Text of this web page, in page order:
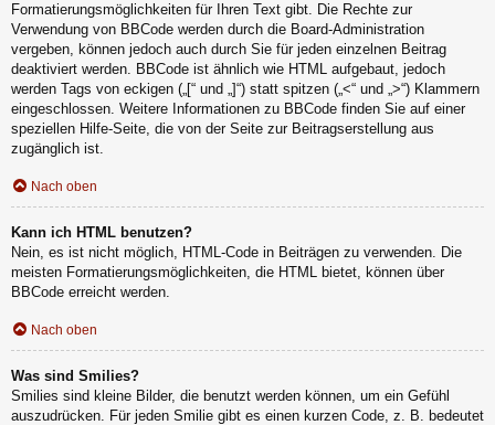
Formatierungsmöglichkeiten für Ihren Text gibt. Die Rechte zur
Verwendung von BBCode werden durch die Board-Administration
vergeben, können jedoch auch durch Sie für jeden einzelnen Beitrag
deaktiviert werden. BBCode ist ähnlich wie HTML aufgebaut, jedoch
werden Tags von eckigen („[“ und „]“) statt spitzen („<“ und „>“) Klammern
eingeschlossen. Weitere Informationen zu BBCode finden Sie auf einer
speziellen Hilfe-Seite, die von der Seite zur Beitragserstellung aus
zugänglich ist.
Nach oben
Kann ich HTML benutzen?
Nein, es ist nicht möglich, HTML-Code in Beiträgen zu verwenden. Die
meisten Formatierungsmöglichkeiten, die HTML bietet, können über
BBCode erreicht werden.
Nach oben
Was sind Smilies?
Smilies sind kleine Bilder, die benutzt werden können, um ein Gefühl
auszudrücken. Für jeden Smilie gibt es einen kurzen Code, z. B. bedeutet